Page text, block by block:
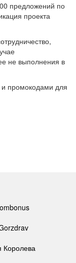
предложений по
проекта
не выполнения в
и промокодами для
Королева